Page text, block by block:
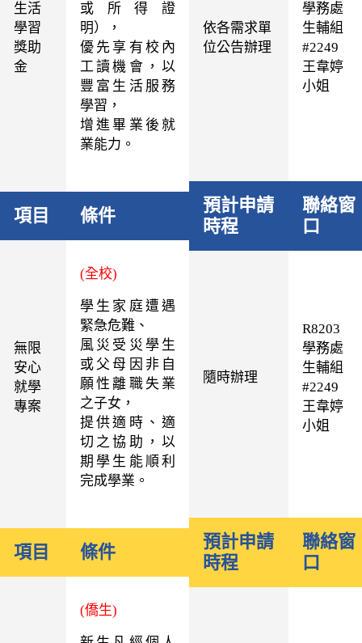
生活
學習
獎助
金
或所得證
明），
優先享有校內
工讀機會，以
豐富生活服務
學習，
增進畢業後就
業能力。
依各需求單
位公告辦理
學務處
生輔組
#2249
王韋婷
小姐
項目 條件
預計申請
時程
聯絡窗
口
無限
安心
就學
專案
(全校)
學生家庭遭遇
緊急危難、
風災受災學生
或父母因非自
願性離職失業
之子女，
提供適時、適
切之協助，以
期學生能順利
完成學業。
隨時辦理
R8203
學務處
生輔組
#2249
王韋婷
小姐
項目 條件
預計申請
時程
聯絡窗
口
(僑生)